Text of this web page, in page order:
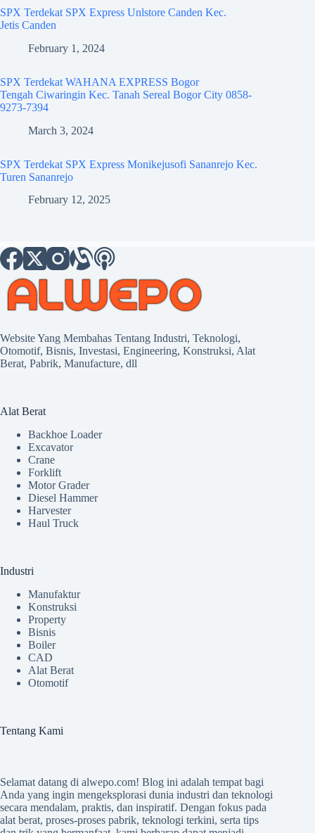
SPX Terdekat SPX Express Unlstore Canden Kec.
Jetis Canden
February 1, 2024
SPX Terdekat WAHANA EXPRESS Bogor
Tengah Ciwaringin Kec. Tanah Sereal Bogor City 0858-
9273-7394
March 3, 2024
SPX Terdekat SPX Express Monikejusofi Sananrejo Kec.
Turen Sananrejo
February 12, 2025
Website Yang Membahas Tentang Industri, Teknologi,
Otomotif, Bisnis, Investasi, Engineering, Konstruksi, Alat
Berat, Pabrik, Manufacture, dll
Alat Berat
Backhoe Loader
Excavator
Crane
Forklift
Motor Grader
Diesel Hammer
Harvester
Haul Truck
Industri
Manufaktur
Konstruksi
Property
Bisnis
Boiler
CAD
Alat Berat
Otomotif
Tentang Kami
Selamat datang di alwepo.com! Blog ini adalah tempat bagi
Anda yang ingin mengeksplorasi dunia industri dan teknologi
secara mendalam, praktis, dan inspiratif. Dengan fokus pada
alat berat, proses-proses pabrik, teknologi terkini, serta tips